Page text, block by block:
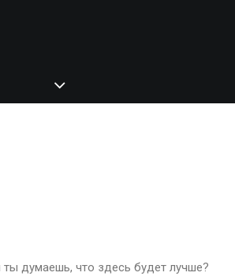
думаешь, что здесь будет лучше?